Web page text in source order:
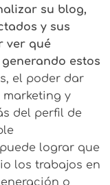
su blog,
y sus
ver qué
estos
el poder dar
y
del perfil de
lograr que
los trabajos en
o